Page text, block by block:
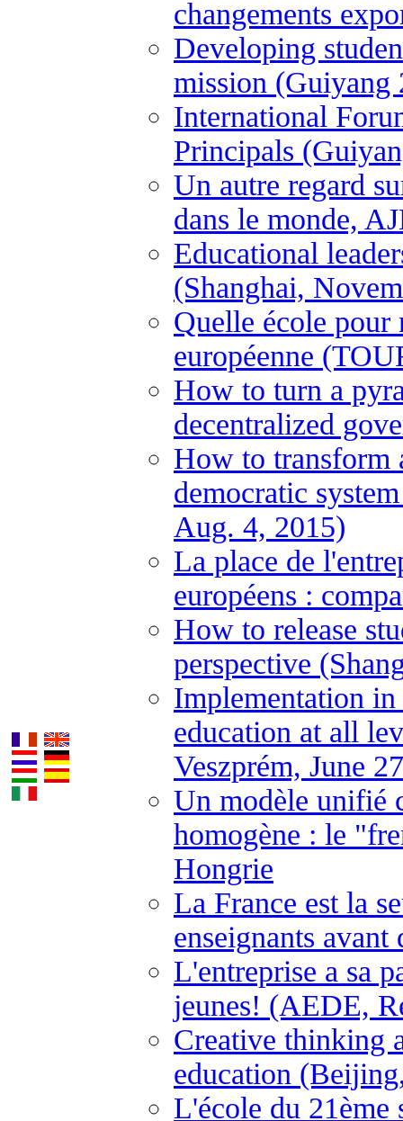
changements
Developing
mission (Guiyang
International
Principals
Un autre regard
dans le monde,
Educational
(Shanghai,
Quelle école pour
européenne
How to turn a
decentralized
How to transform
democratic
Aug. 4, 2015)
La place de
européens :
How to release
perspective
Implementation in
education at all
Veszprém, June
Un modèle unifié
homogène : le
Hongrie
La France est la
enseignants
L'entreprise a sa
jeunes! (AEDE,
Creative thinking
education
L'école du 21ème